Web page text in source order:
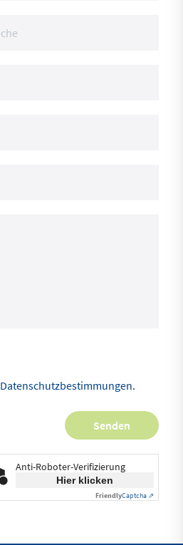
Datenschutzbestimmungen.
Anti-Roboter-Verifizierung
Hier klicken
FriendlyCaptcha ⇗